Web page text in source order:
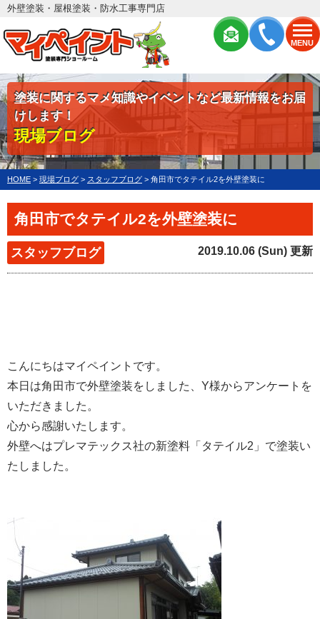
MENU
外壁塗装・屋根塗装・防水工事専門店
塗装に関するマメ知識やイベントなど最新情報をお届
けします！
現場ブログ
HOME > 現場ブログ > スタッフブログ > 角田市でタテイル2を外壁塗装に
角田市でタテイル2を外壁塗装に
スタッフブログ 2019.10.06 (Sun) 更新
こんにちはマイペイントです。
本日は角田市で外壁塗装をしました、Y様からアンケートを
いただきました。
心から感謝いたします。
外壁へはプレマテックス社の新塗料「タテイル2」で塗装い
たしました。